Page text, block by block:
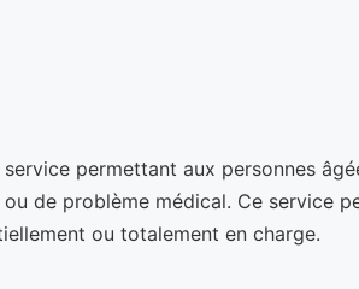
permettant aux personnes
ou de problème médical. Ce service
ou totalement en charge.